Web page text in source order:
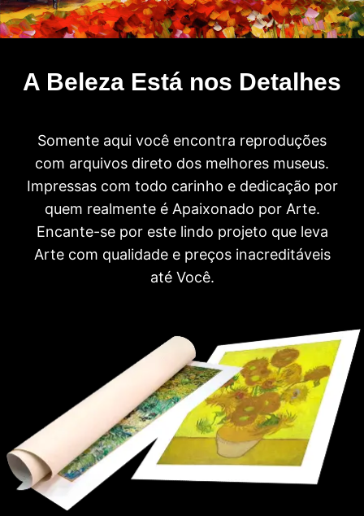
A Beleza Está nos Detalhes
Somente aqui você encontra reproduções
com arquivos direto dos melhores museus.
Impressas com todo carinho e dedicação por
quem realmente é Apaixonado por Arte.
Encante-se por este lindo projeto que leva
Arte com qualidade e preços inacreditáveis
até Você.